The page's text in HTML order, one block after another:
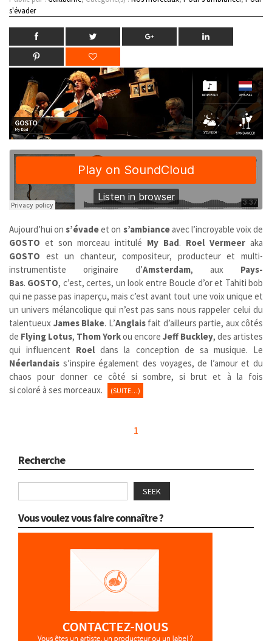
s'évader
Aujourd’hui ons’évadeet on s’ambianceavec l’incroyable voix de
GOSTO et son morceau intitulé My Bad. Roel Vermeer aka
GOSTO est un chanteur, compositeur, producteur et multi-
instrumentiste originaire d’Amsterdam, aux Pays-
Bas. GOSTO, c’est, certes, un look entre Boucle d’or et Tahiti bob
qui ne passe pas inaperçu, mais c’est avant tout une voix unique et
un univers mélancolique qui n’est pas sans nous rappeler celui du
talentueux James Blake. L’Anglaisfait d’ailleurs partie, aux côtés
de Flying Lotus, Thom Yorkou encore Jeff Buckley, des artistes
qui influencent Roel dans la conception de sa musique. Le
Néerlandais s’inspire également des voyages, de l’amour et du
chaos pour donner ce côté si sombre, si brut et à la fois
si coloré à ses morceaux.
(SUITE…)
1
Recherche
SEEK
Vous voulez vous faire connaître ?